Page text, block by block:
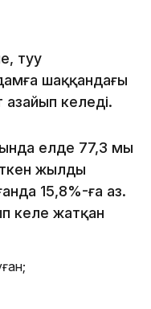
туу
шаққандағы
азайып келеді.
елде 77,3 мың
жылдың
15,8%-ға аз.
келе жатқан